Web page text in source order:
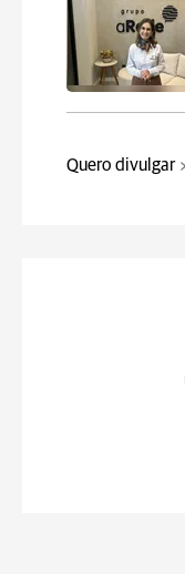
Quero divulgar